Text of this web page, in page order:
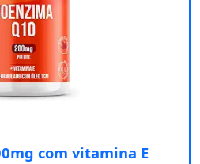
com vitamina E